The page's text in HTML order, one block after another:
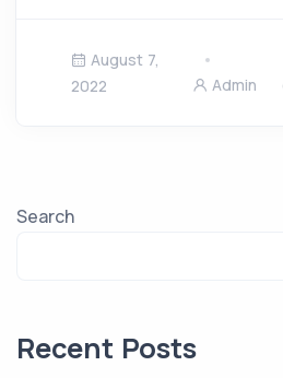
August 7,
2022
Admin
Search
Recent Posts